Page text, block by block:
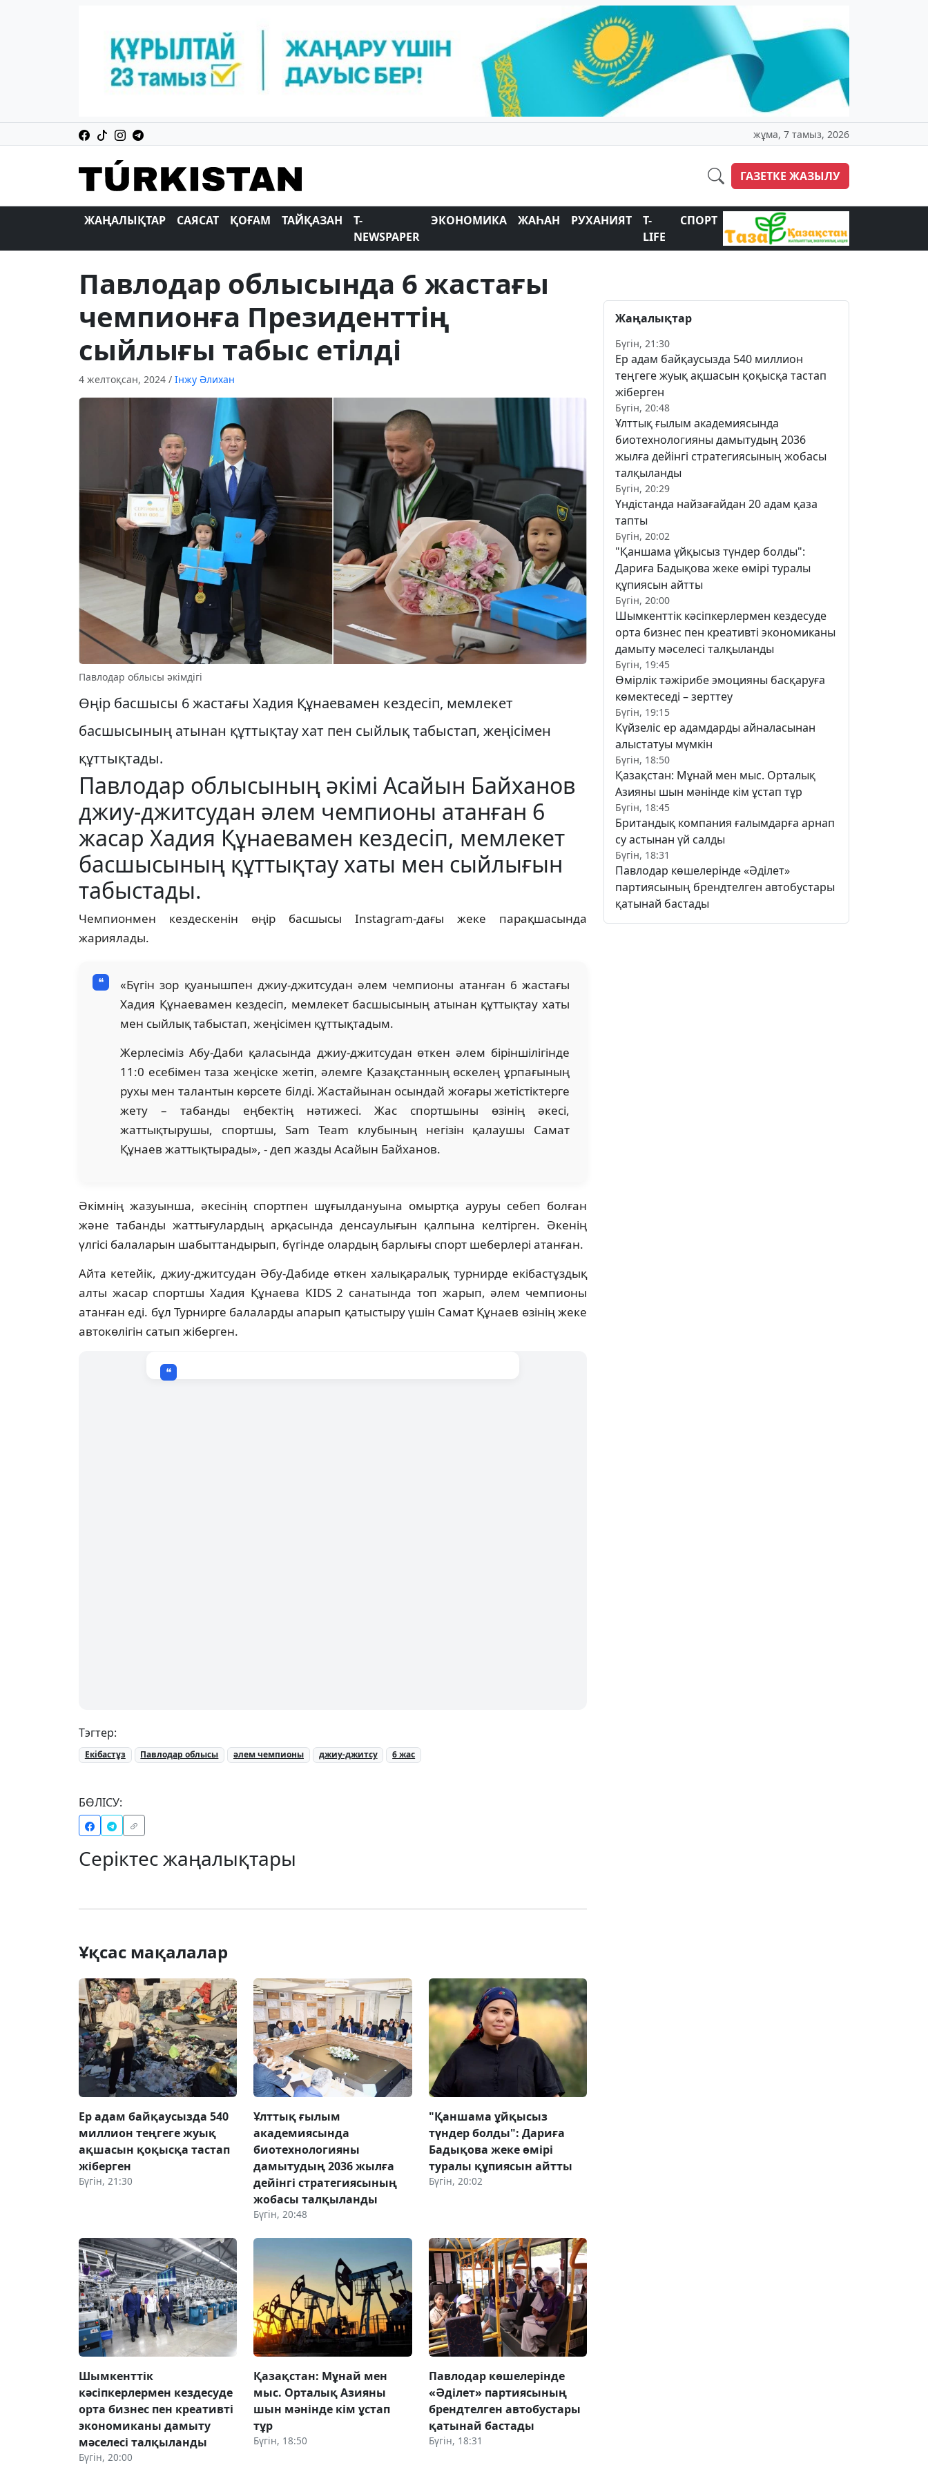
жұма, 7 тамыз, 2026
ГАЗЕТКЕ ЖАЗЫЛУ
ЖАҢАЛЫҚТАР САЯСАТ ҚОҒАМ ТАЙҚАЗАН
T-
NEWSPAPER
ЭКОНОМИКА ЖАҺАН РУХАНИЯТ
T-
LIFE
СПОРТ
Павлодар облысында 6 жастағы
чемпионға Президенттің
сыйлығы табыс етілді
4 желтоқсан, 2024 / Інжу Әлихан
Павлодар облысы әкімдігі
Өңір басшысы 6 жастағы Хадия Құнаевамен кездесіп, мемлекет
басшысының атынан құттықтау хат пен сыйлық табыстап, жеңісімен
құттықтады.
Павлодар облысының әкімі Асайын Байханов
джиу-джитсудан әлем чемпионы атанған 6
жасар Хадия Құнаевамен кездесіп, мемлекет
басшысының құттықтау хаты мен сыйлығын
табыстады.
Чемпионмен кездескенін өңір басшысы Instagram-дағы жеке парақшасында
жариялады.
«Бүгін зор қуанышпен джиу-джитсудан әлем чемпионы атанған 6 жастағы
Хадия Құнаевамен кездесіп, мемлекет басшысының атынан құттықтау хаты
мен сыйлық табыстап, жеңісімен құттықтадым.
Жерлесіміз Абу-Даби қаласында джиу-джитсудан өткен әлем біріншілігінде
11:0 есебімен таза жеңіске жетіп, әлемге Қазақстанның өскелең ұрпағының
рухы мен талантын көрсете білді. Жастайынан осындай жоғары жетістіктерге
жету – табанды еңбектің нәтижесі. Жас спортшыны өзінің әкесі,
жаттықтырушы, спортшы, Sam Team клубының негізін қалаушы Самат
Құнаев жаттықтырады», - деп жазды Асайын Байханов.
Әкімнің жазуынша, әкесінің спортпен шұғылдануына омыртқа ауруы себеп болған
және табанды жаттығулардың арқасында денсаулығын қалпына келтірген. Әкенің
үлгісі балаларын шабыттандырып, бүгінде олардың барлығы спорт шеберлері атанған.
Айта кетейік, джиу-джитсудан Әбу-Дабиде өткен халықаралық турнирде екібастұздық
алты жасар спортшы Хадия Құнаева KIDS 2 санатында топ жарып, әлем чемпионы
атанған еді. бұл Турнирге балаларды апарып қатыстыру үшін Самат Құнаев өзінің жеке
автокөлігін сатып жіберген.
Тэгтер:
Екібастұз Павлодар облысы әлем чемпионы джиу-джитсу 6 жас
БӨЛІСУ:
Серіктес жаңалықтары
Ұқсас мақалалар
Ер адам байқаусызда 540
миллион теңгеге жуық
ақшасын қоқысқа тастап
жіберген
Бүгін, 21:30
Ұлттық ғылым
академиясында
биотехнологияны
дамытудың 2036 жылға
дейінгі стратегиясының
жобасы талқыланды
Бүгін, 20:48
"Қаншама ұйқысыз
түндер болды": Дариға
Бадықова жеке өмірі
туралы құпиясын айтты
Бүгін, 20:02
Шымкенттік
кәсіпкерлермен кездесуде
орта бизнес пен креативті
экономиканы дамыту
мәселесі талқыланды
Бүгін, 20:00
Қазақстан: Мұнай мен
мыс. Орталық Азияны
шын мәнінде кім ұстап
тұр
Бүгін, 18:50
Павлодар көшелерінде
«Әділет» партиясының
брендтелген автобустары
қатынай бастады
Бүгін, 18:31
Жаңалықтар
Бүгін, 21:30
Ер адам байқаусызда 540 миллион
теңгеге жуық ақшасын қоқысқа тастап
жіберген
Бүгін, 20:48
Ұлттық ғылым академиясында
биотехнологияны дамытудың 2036
жылға дейінгі стратегиясының жобасы
талқыланды
Бүгін, 20:29
Үндістанда найзағайдан 20 адам қаза
тапты
Бүгін, 20:02
"Қаншама ұйқысыз түндер болды":
Дариға Бадықова жеке өмірі туралы
құпиясын айтты
Бүгін, 20:00
Шымкенттік кәсіпкерлермен кездесуде
орта бизнес пен креативті экономиканы
дамыту мәселесі талқыланды
Бүгін, 19:45
Өмірлік тәжірибе эмоцияны басқаруға
көмектеседі – зерттеу
Бүгін, 19:15
Күйзеліс ер адамдарды айналасынан
алыстатуы мүмкін
Бүгін, 18:50
Қазақстан: Мұнай мен мыс. Орталық
Азияны шын мәнінде кім ұстап тұр
Бүгін, 18:45
Британдық компания ғалымдарға арнап
су астынан үй салды
Бүгін, 18:31
Павлодар көшелерінде «Әділет»
партиясының брендтелген автобустары
қатынай бастады